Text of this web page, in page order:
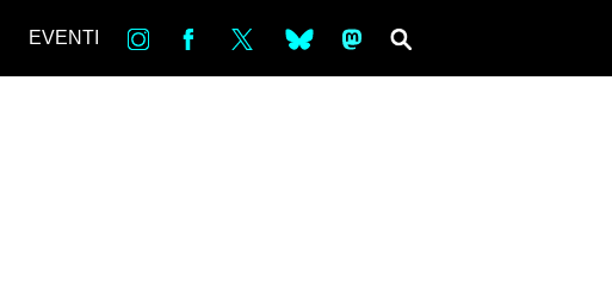
EVENTI in bsky ms